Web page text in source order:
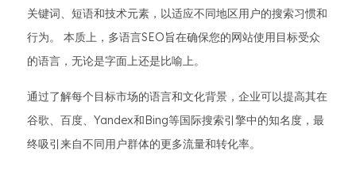
关键词、短语和技术元素，以适应不同地区用户的搜索习惯和
行为。 本质上，多语言SEO旨在确保您的网站使用目标受众
的语言，无论是字面上还是比喻上。
通过了解每个目标市场的语言和文化背景，企业可以提高其在
谷歌、百度、Yandex和Bing等国际搜索引擎中的知名度，最
终吸引来自不同用户群体的更多流量和转化率。